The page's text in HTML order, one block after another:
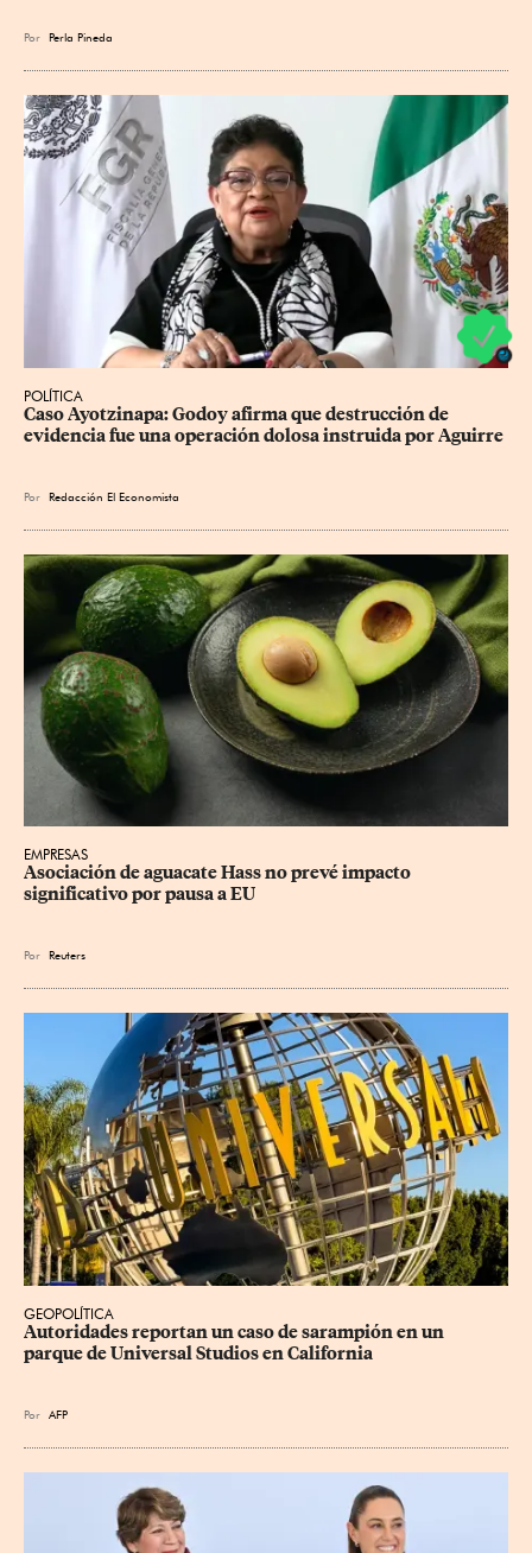
Por Perla Pineda
POLÍTICA
Caso Ayotzinapa: Godoy afirma que destrucción de
evidencia fue una operación dolosa instruida por Aguirre
Por Redacción El Economista
EMPRESAS
Asociación de aguacate Hass no prevé impacto
significativo por pausa a EU
Por Reuters
GEOPOLÍTICA
Autoridades reportan un caso de sarampión en un
parque de Universal Studios en California
Por AFP